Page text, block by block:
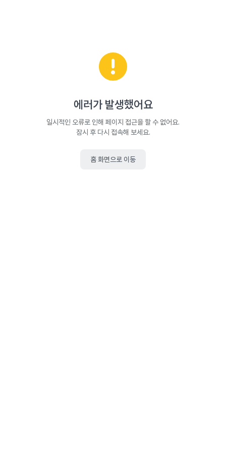
에러가 발생했어요
일시적인 오류로 인해 페이지 접근을 할 수 없어요.
잠시 후 다시 접속해 보세요.
홈 화면으로 이동